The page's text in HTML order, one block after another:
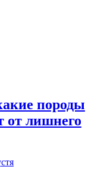
породы
от лишнего